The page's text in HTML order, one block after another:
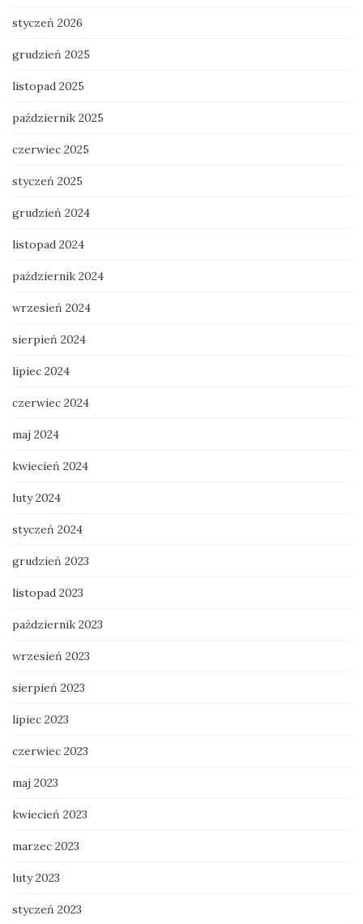
styczeń 2026
grudzień 2025
listopad 2025
październik 2025
czerwiec 2025
styczeń 2025
grudzień 2024
listopad 2024
październik 2024
wrzesień 2024
sierpień 2024
lipiec 2024
czerwiec 2024
maj 2024
kwiecień 2024
luty 2024
styczeń 2024
grudzień 2023
listopad 2023
październik 2023
wrzesień 2023
sierpień 2023
lipiec 2023
czerwiec 2023
maj 2023
kwiecień 2023
marzec 2023
luty 2023
styczeń 2023